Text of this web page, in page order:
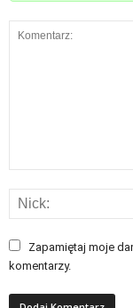
Zapamiętaj moje
komentarzy.